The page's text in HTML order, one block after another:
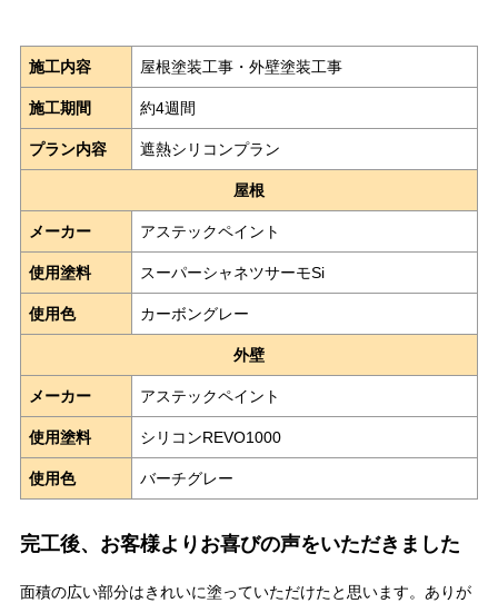
施工内容 屋根塗装工事・外壁塗装工事
施工期間 約4週間
プラン内容 遮熱シリコンプラン
屋根
メーカー アステックペイント
使用塗料 スーパーシャネツサーモSi
使用色 カーボングレー
外壁
メーカー アステックペイント
使用塗料 シリコンREVO1000
使用色 バーチグレー
完工後、お客様よりお喜びの声をいただきました
面積の広い部分はきれいに塗っていただけたと思います。ありが